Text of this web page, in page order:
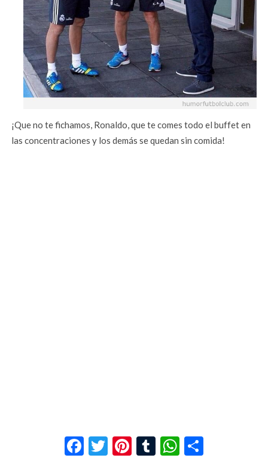
¡Que no te fichamos, Ronaldo, que te comes todo el buffet en
las concentraciones y los demás se quedan sin comida!
Facebook
Twitter
Pinterest
TumblrWhatsApp